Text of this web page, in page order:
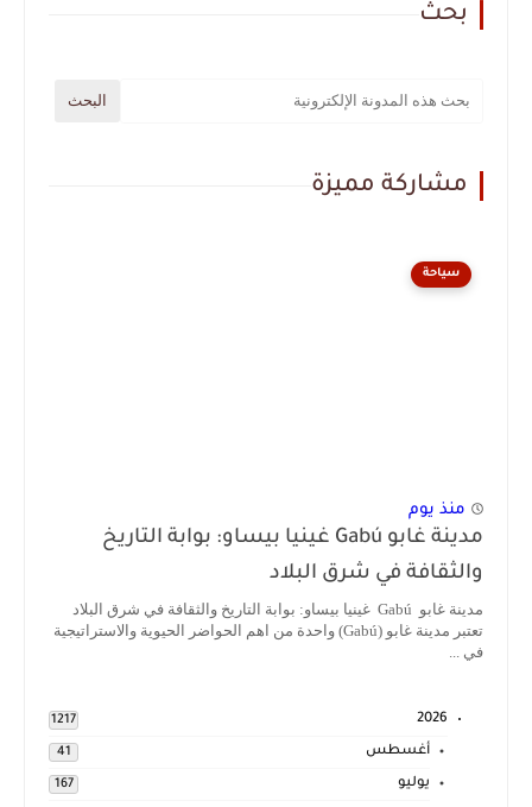
بحث
مشاركة مميزة
سياحة
منذ يوم
مدينة غابو Gabú غينيا بيساو: بوابة التاريخ
والثقافة في شرق البلاد
مدينة غابو Gabú غينيا بيساو: بوابة التاريخ والثقافة في شرق البلاد
تعتبر مدينة غابو (Gabú) واحدة من اهم الحواضر الحيوية والاستراتيجية
في ...
2026
1217
أغسطس 41
يوليو 167